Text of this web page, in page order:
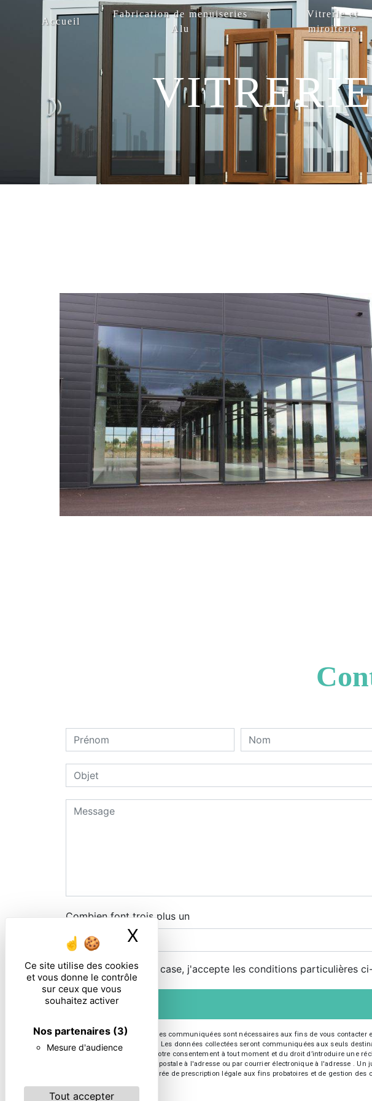
Panneau de gestion des cookies
Ce site utilise des cookies
et vous donne le contrôle
sur ceux que vous
souhaitez activer
Nos partenaires (3)
Mesure d'audience
Tout accepter
X Masquer le bandeau des
Accueil
Fabrication de menuiseries
Alu
Vitrerie et
miroiterie
Combien font trois plus un
En cochant cette case, j'accepte les conditions particulières
** Les données personnelles communiquées sont nécessaires aux fins de vous
répondre à votre message. Les données collectées seront communiquées aux seuls
d’opposition, de retrait de votre consentement à tout moment et du droit d’introduire une
exercer ces droits par voie postale à l'adresse ou par courrier électronique à l'adresse .
contact puis pendant la durée de prescription légale aux fins probatoires et de gestion